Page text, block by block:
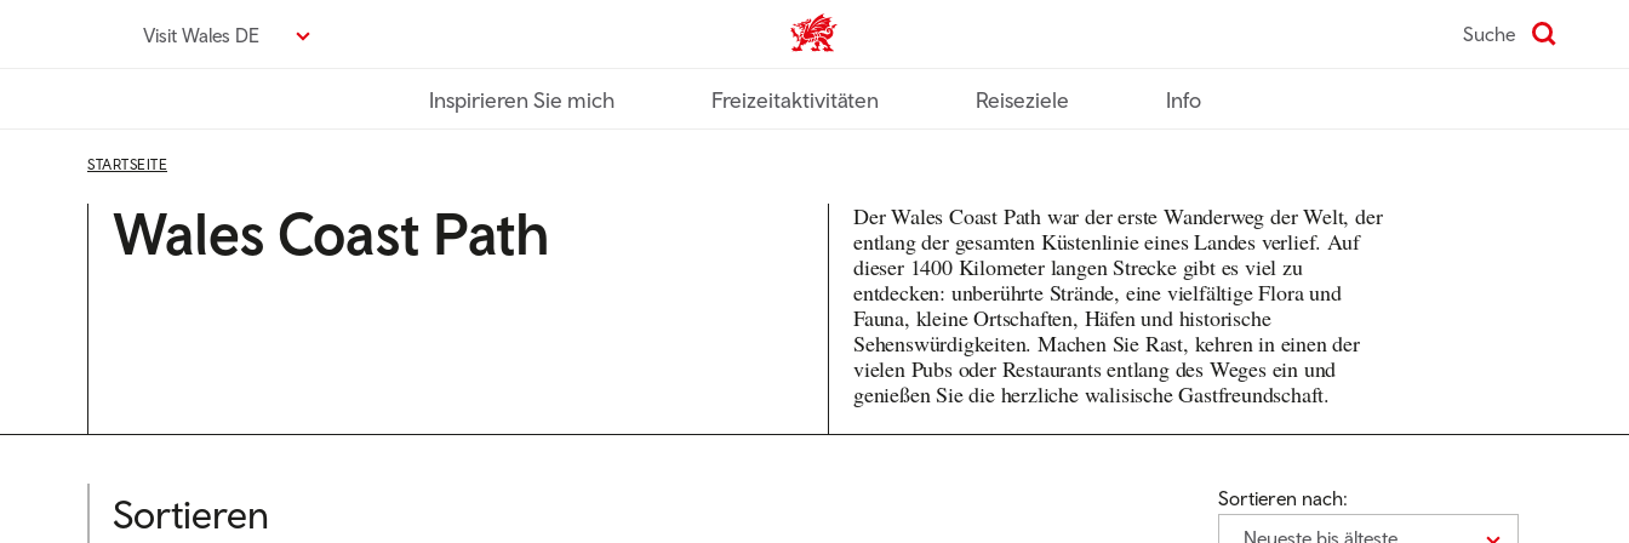
Visit Wales DE VisitWales home Suche
Inspirieren Sie mich Freizeitaktivitäten Reiseziele Info
STARTSEITE
Wales Coast Path
Der Wales Coast Path war der erste Wanderweg der Welt, der
entlang der gesamten Küstenlinie eines Landes verlief. Auf
dieser 1400 Kilometer langen Strecke gibt es viel zu
entdecken: unberührte Strände, eine vielfältige Flora und
Fauna, kleine Ortschaften, Häfen und historische
Sehenswürdigkeiten. Machen Sie Rast, kehren in einen der
vielen Pubs oder Restaurants entlang des Weges ein und
genießen Sie die herzliche walisische Gastfreundschaft.
Sortieren
Sortieren nach:
Neueste bis älteste